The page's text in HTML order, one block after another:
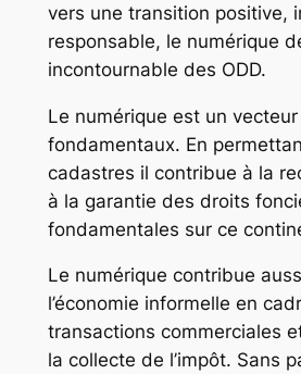
vers une transition positive,
responsable, le numérique
incontournable des ODD.
Le numérique est un
fondamentaux. En
cadastres il contribue à la
à la garantie des droits
fondamentales sur ce
Le numérique contribue
l’économie informelle en
transactions commerciales
la collecte de l’impôt. Sans